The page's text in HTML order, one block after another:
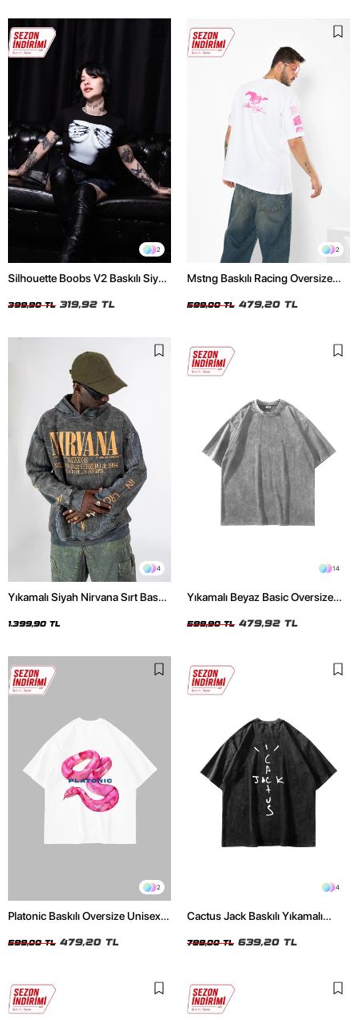
2
Silhouette Boobs V2 Baskılı Siyah
399,90 TL 319,92 TL
2
Mstng Baskılı Racing Oversize
599,00 TL 479,20 TL
4
Yıkamalı Siyah Nirvana Sırt Baskılı
1.399,90 TL
14
Yıkamalı Beyaz Basic Oversize
599,90 TL 479,92 TL
2
Platonic Baskılı Oversize Unisex
599,00 TL 479,20 TL
4
Cactus Jack Baskılı Yıkamalı
799,00 TL 639,20 TL